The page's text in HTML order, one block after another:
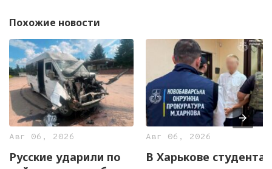
Похожие новости
Авг 06, 2026
Русские ударили по
Авг 06, 2026
В Харькове студента